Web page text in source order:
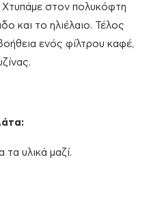
στον πολυκόφτη
και το ηλιέλαιο. Τέλος
ενός φίλτρου καφέ,
υλικά μαζί.